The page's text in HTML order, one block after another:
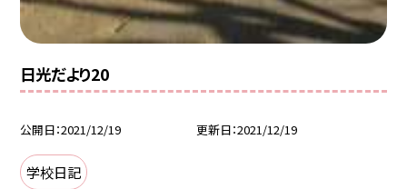
日光だより20
公開日 2021/12/19 更新日 2021/12/19
学校日記